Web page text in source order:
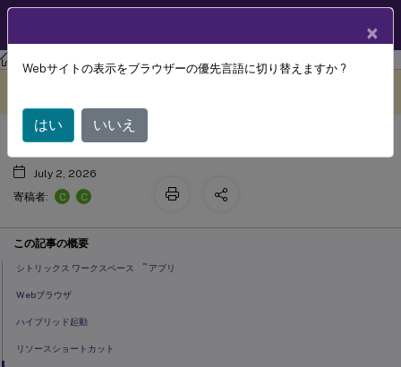
ストアフロント StoreFront 2402
ユーザーアクセス
July 2, 2026
寄稿者:
C C
この記事の概要
シトリックス ワークスペース ™ アプリ
Webブラウザ
ハイブリッド起動
リソースショートカット
×
Webサイトの表示をブラウザーの優先言語に切り替えますか ?
はい いいえ